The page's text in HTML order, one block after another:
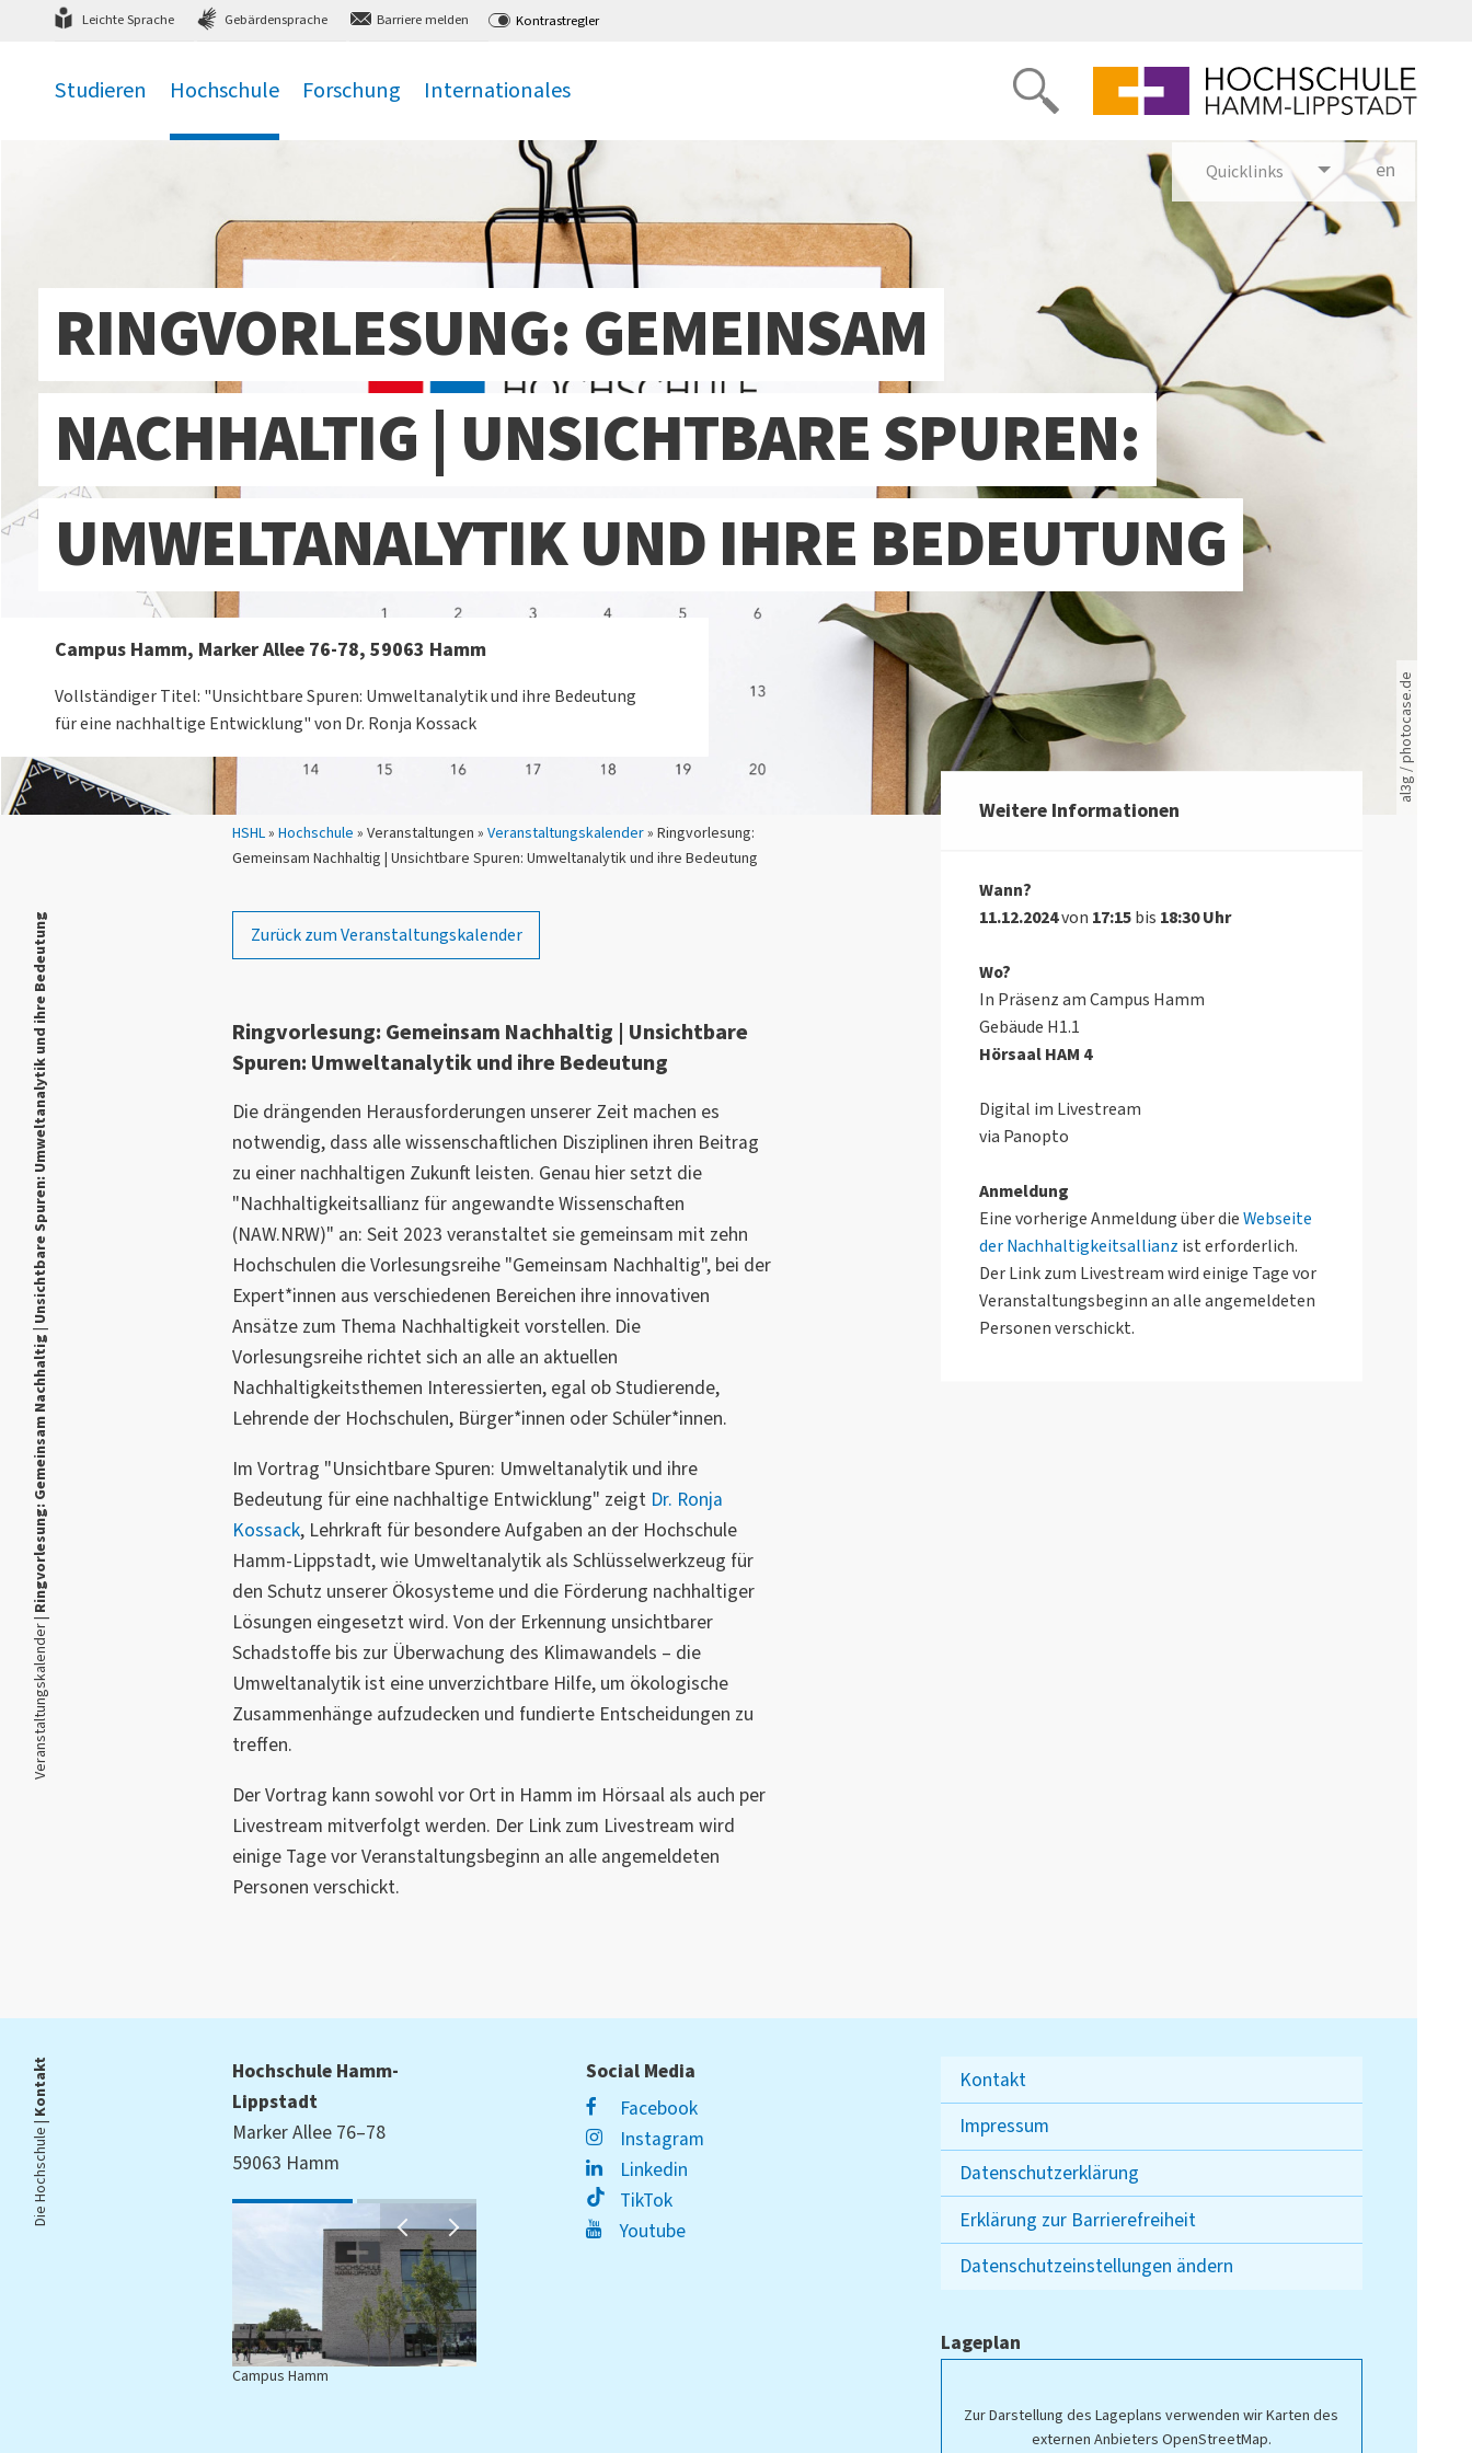
zum Hauptmenü zum Inhalt,
Leichte Sprache Gebärdensprache Barriere melden Kontrastregler
Studieren Hochschule Forschung Internationales
Quicklinks en
Sie sind hier:
HSHL» Hochschule » Veranstaltungen » Veranstaltungskalender» Ringvorlesung:
Gemeinsam Nachhaltig | Unsichtbare Spuren: Umweltanalytik und ihre Bedeutung
Rote leere Sitzreihen
al3g / photocase.de
RINGVORLESUNG: GEMEINSAM
NACHHALTIG | UNSICHTBARE SPUREN:
UMWELTANALYTIK UND IHRE BEDEUTUNG
Campus Hamm, Marker Allee 76-78, 59063 Hamm
Vollständiger Titel: "Unsichtbare Spuren: Umweltanalytik und ihre Bedeutung
für eine nachhaltige Entwicklung" von Dr. Ronja Kossack
Veranstaltungskalender |
Ringvorlesung: Gemeinsam Nachhaltig | Unsichtbare Spuren: Umweltanalytik und ihre Bedeutung Zurück zum Veranstaltungskalender
Ringvorlesung: Gemeinsam Nachhaltig | Unsichtbare
Spuren: Umweltanalytik und ihre Bedeutung
Die drängenden Herausforderungen unserer Zeit machen es
notwendig, dass alle wissenschaftlichen Disziplinen ihren Beitrag
zu einer nachhaltigen Zukunft leisten. Genau hier setzt die
"Nachhaltigkeitsallianz für angewandte Wissenschaften
(NAW.NRW)" an: Seit 2023 veranstaltet sie gemeinsam mit zehn
Hochschulen die Vorlesungsreihe "Gemeinsam Nachhaltig", bei der
Expert*innen aus verschiedenen Bereichen ihre innovativen
Ansätze zum Thema Nachhaltigkeit vorstellen. Die
Vorlesungsreihe richtet sich an alle an aktuellen
Nachhaltigkeitsthemen Interessierten, egal ob Studierende,
Lehrende der Hochschulen, Bürger*innen oder Schüler*innen.
Im Vortrag "Unsichtbare Spuren: Umweltanalytik und ihre
Bedeutung für eine nachhaltige Entwicklung" zeigt Dr. Ronja
Kossack, Lehrkraft für besondere Aufgaben an der Hochschule
Hamm-Lippstadt, wie Umweltanalytik als Schlüsselwerkzeug für
den Schutz unserer Ökosysteme und die Förderung nachhaltiger
Lösungen eingesetzt wird. Von der Erkennung unsichtbarer
Schadstoffe bis zur Überwachung des Klimawandels – die
Umweltanalytik ist eine unverzichtbare Hilfe, um ökologische
Zusammenhänge aufzudecken und fundierte Entscheidungen zu
treffen.
Der Vortrag kann sowohl vor Ort in Hamm im Hörsaal als auch per
Livestream mitverfolgt werden. Der Link zum Livestream wird
einige Tage vor Veranstaltungsbeginn an alle angemeldeten
Personen verschickt.
Weitere Informationen
Wann?
11.12.2024von 17:15bis 18:30 Uhr
Wo?
In Präsenz am Campus Hamm
Gebäude H1.1
Hörsaal HAM 4
Digital im Livestream
via Panopto
Anmeldung
Eine vorherige Anmeldung über dieWebseite
der Nachhaltigkeitsallianz ist erforderlich.
Der Link zum Livestream wird einige Tage vor
Veranstaltungsbeginn an alle angemeldeten
Personen verschickt.
Die Hochschule |
Kontakt
Hochschule Hamm-
Lippstadt
Marker Allee 76–78
59063 Hamm
Campus Hamm
Social Media
Facebook
Instagram
Linkedin
TikTok
Youtube
Kontakt
Impressum
Datenschutzerklärung
Erklärung zur Barrierefreiheit
Datenschutzeinstellungen ändern
Lageplan
Zur Darstellung des Lageplans verwenden wir Karten des
externen Anbieters OpenStreetMap.